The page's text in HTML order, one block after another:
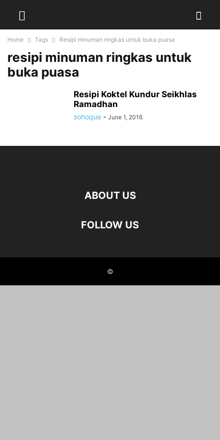
Home Tags Resipi minuman ringkas untuk buka puasa
resipi minuman ringkas untuk
buka puasa
Resipi Koktel Kundur Seikhlas
Ramadhan
sohoque - June 1, 2016
ABOUT US
FOLLOW US
©